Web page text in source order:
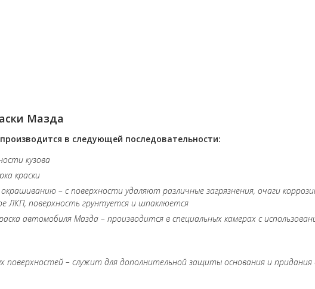
Мазда
в следующей последовательности:
кузова
краски
– с поверхности удаляют различные загрязнения, очаги
ЛКП, поверхность грунтуется и шпаклюется
автомобиля Мазда – производится в специальных камерах с
поверхностей – служит для дополнительной защиты основания и придания